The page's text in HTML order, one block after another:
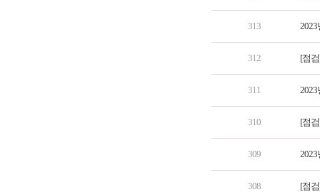
313 2023
312 [점
311 2023
310 [점
309 2023
308 [점